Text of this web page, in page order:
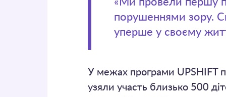
порушеннями зору.
уперше у своєму
У межах програми UPSHIFT
узяли участь близько 500